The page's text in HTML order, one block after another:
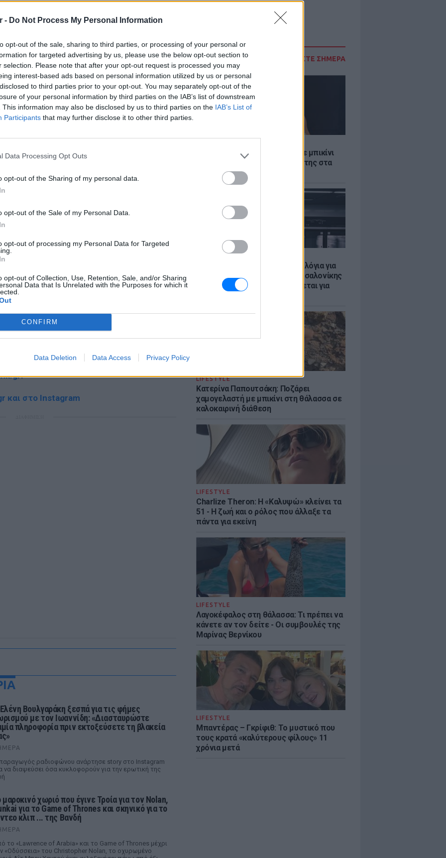
- Do Not Process My Personal Information
opt-out of the sale, sharing to third parties, or processing of your personal or
for targeted advertising by us, please use the below opt-out section to
selection. Please note that after your opt-out request is processed you may
interest-based ads based on personal information utilized by us or personal
to third parties prior to your opt-out. You may separately opt-out of the
of your personal information by third parties on the IAB’s list of downstream
This information may also be disclosed by us to third parties on the IAB’s List of
Participants that may further disclose it to other third parties.
Data Processing Opt Outs
opt-out of the Sharing of my personal data.
opt-out of the Sale of my Personal Data.
opt-out of processing my Personal Data for Targeted
opt-out of Collection, Use, Retention, Sale, and/or Sharing
Data that Is Unrelated with the Purposes for which it
CONFIRM
Data Deletion Data Access Privacy Policy
ΔΙΑΒΑΣΤΕ ΣΗΜΕΡΑ
Η Τατιάνα Στεφανίδου φόρεσε μπικίνι
και εντυπωσίασε με το κορμί της στα
καταγάλανα νερά του Ιονίου
ΕΙΔΗΣΕΙΣ
Απόψε τα δοκιμαστικά δρομολόγια για
την επέκταση του Μετρό Θεσσαλονίκης
προς Καλαμαριά - Τι προβλέπεται για
LIFESTYLE
Κατερίνα Παπουτσάκη: Ποζάρει
χαμογελαστή με μπικίνι στη θάλασσα σε
καλοκαιρινή διάθεση
LIFESTYLE
Charlize Theron: Η «Καλυψώ» κλείνει τα
51 - H ζωή και ο ρόλος που άλλαξε τα
πάντα για εκείνη
LIFESTYLE
Λαγοκέφαλος στη θάλασσα: Τι πρέπει να
κάνετε αν τον δείτε - Οι συμβουλές της
Μαρίνας Βερνίκου
LIFESTYLE
Μπαντέρας – Γκρίφιθ: Το μυστικό που
τους κρατά «καλύτερους φίλους» 11
χρόνια μετά
στον αέρα. «Όχι όχι, θα
κάτι άλλο, πιο έξυπνο. Το να με
άνδρας υποτίθεται, απλά γελάω, αν και
διάφορα, είστε απλά γελοίος και
μου, ποτέ ξανά σε αυτή την εκπομπή.
όπως είναι να πει για εμένα; Μακάρι να
είπε η παρουσιάστρια.
ουκ ολίγες φορές με έχει
του τηλέφωνο για να βγει στην εκπομπή. Σε
σεβασμό, σε έναν πλαστικό μπορεί.
Καινούργιου.
στοGoogle Newsκαι μάθετε πρώτοι
γιαΜόδα,Ομορφιά,Σχέσεις και
!
και στο Instagram
Βουλγαράκη ξεσπά για τις φήμες
με τον Ιωαννίδη: «Διασταυρώστε
πληροφορία πριν εκτοξεύσετε τη βλακεία
ραδιοφώνου ανάρτησε story στο Instagram
να διαψεύσει όσα κυκλοφορούν για την ερωτική της
μαροκινό χωριό που έγινε Τροία για τον Nolan,
για το Game of Thrones και σκηνικό για το
κλιπ ... της Βανδή
το «Lawrence of Arabia» και το Game of Thrones μέχρι
«Οδύσσεια» του Christopher Nolan, το οχυρωμένο